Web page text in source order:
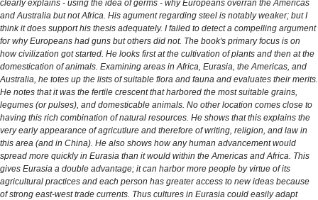
clearly explains - using the idea of germs - why Europeans overran the Americas
and Australia but not Africa. His agument regarding steel is notably weaker; but I
think it does support his thesis adequately. I failed to detect a compelling argument
for why Europeans had guns but others did not. The book's primary focus is on
how civilization got started. He looks first at the cultivation of plants and then at the
domestication of animals. Examining areas in Africa, Eurasia, the Americas, and
Australia, he totes up the lists of suitable flora and fauna and evaluates their merits.
He notes that it was the fertile crescent that harbored the most suitable grains,
legumes (or pulses), and domesticable animals. No other location comes close to
having this rich combination of natural resources. He shows that this explains the
very early appearance of agricutlure and therefore of writing, religion, and law in
this area (and in China). He also shows how any human advancement would
spread more quickly in Eurasia than it would within the Americas and Africa. This
gives Eurasia a double advantage; it can harbor more people by virtue of its
agricultural practices and each person has greater access to new ideas because
of strong east-west trade currents. Thus cultures in Eurasia could easily adapt